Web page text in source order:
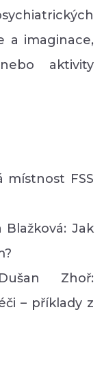
a imaginace,
aktivity
místnost FSS
Blažková: Jak
Zhoř:
– příklady z